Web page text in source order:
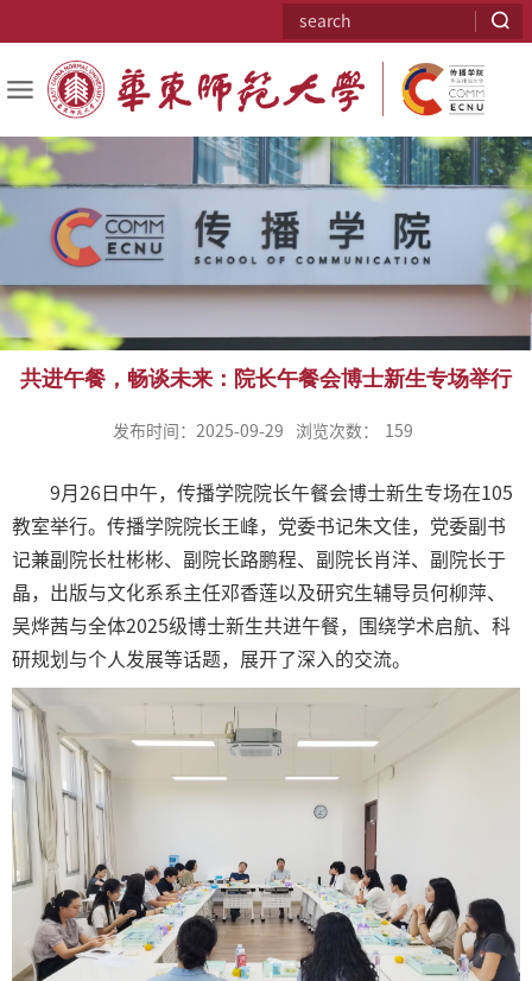
共进午餐，畅谈未来：院长午餐会博士新生专场举行
发布时间：2025-09-29 浏览次数： 159
9月26日中午，传播学院院长午餐会博士新生专场在105
教室举行。传播学院院长王峰，党委书记朱文佳，党委副书
记兼副院长杜彬彬、副院长路鹏程、副院长肖洋、副院长于
晶，出版与文化系系主任邓香莲以及研究生辅导员何柳萍、
吴烨茜与全体2025级博士新生共进午餐，围绕学术启航、科
研规划与个人发展等话题，展开了深入的交流。